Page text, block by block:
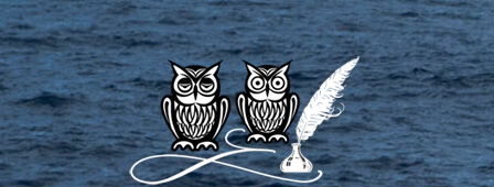
Zum
Inhalt
springen